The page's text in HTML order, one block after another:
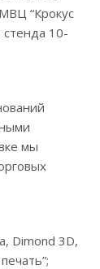
“Крокус
10-
мы
Dimond 3D,